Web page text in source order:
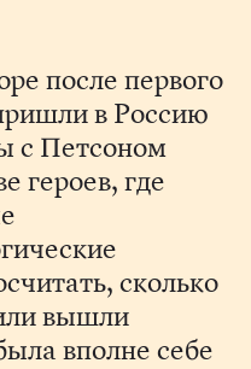
после первого
в Россию
с Петсоном
героев, где
сколько
вышли
вполне себе